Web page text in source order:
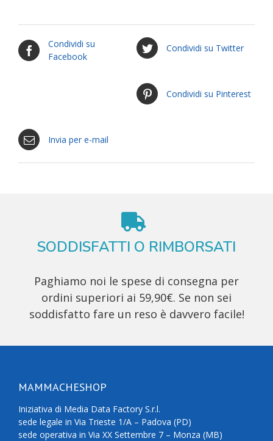
Condividi su
Facebook
Condividi su Twitter
Condividi su Pinterest
Invia per e-mail
SODDISFATTI O RIMBORSATI
Paghiamo noi le spese di consegna per
ordini superiori ai 59,90€. Se non sei
soddisfatto fare un reso è davvero facile!
MAMMACHESHOP
Iniziativa di Media Data Factory S.r.l.
sede legale in Via Trieste 1/A – Padova (PD)
sede operativa in Via XX Settembre 7 – Monza (MB)